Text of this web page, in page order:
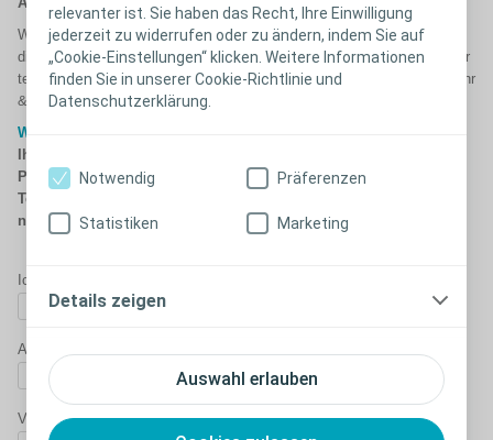
relevanter ist. Sie haben das Recht, Ihre Einwilligung
jederzeit zu widerrufen oder zu ändern, indem Sie auf
„Cookie-Einstellungen“ klicken. Weitere Informationen
finden Sie in unserer Cookie-Richtlinie und
Datenschutzerklärung.
Auswahl erlauben
Notwendig Präferenzen
Statistiken Marketing
Details zeigen
Wenn Sie einen dringenden Fall haben, dann melden Sie sich gerne
direkt in unserem Büro: per E-Mail überservice.at@coloplast.com
oder
telefonisch unter01707 5751(Mo.-Do. 08:00-12:00 Uhr, 12:30-17:00 Uhr
& Fr. 08:00-12:00 Uhr).
Wichtiger Hinweis:
Ihre Geschäftsinformationen an und nicht Ihre
Privatinformationen. Wir bitten Sie ausdrücklich darum bei der
Telefonnummer, E-Mail und Anschrift Ihre Geschäftsadresse zu
nutzen.
Ich bin*
Anrede*
Vorname*